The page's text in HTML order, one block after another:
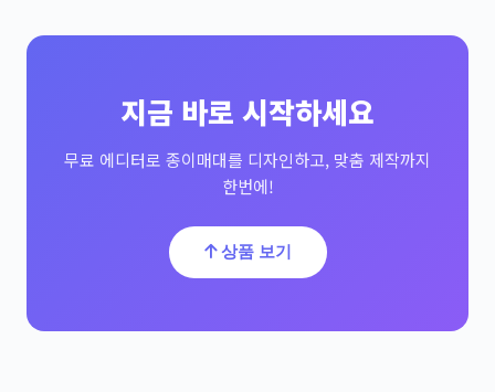
지금 바로 시작하세요
무료 에디터로 종이매대를 디자인하고, 맞춤 제작까지
한번에!
상품 보기